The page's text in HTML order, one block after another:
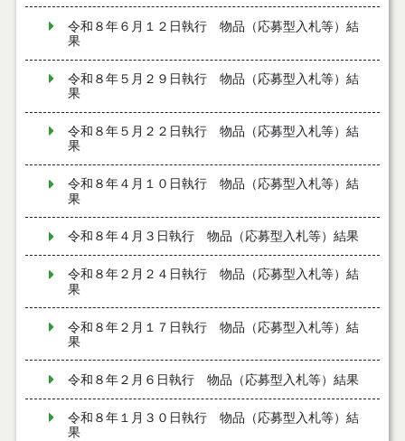
令和８年６月１２日執行 物品（応募型入札等）結
果
令和８年５月２９日執行 物品（応募型入札等）結
果
令和８年５月２２日執行 物品（応募型入札等）結
果
令和８年４月１０日執行 物品（応募型入札等）結
果
令和８年４月３日執行 物品（応募型入札等）結果
令和８年２月２４日執行 物品（応募型入札等）結
果
令和８年２月１７日執行 物品（応募型入札等）結
果
令和８年２月６日執行 物品（応募型入札等）結果
令和８年１月３０日執行 物品（応募型入札等）結
果